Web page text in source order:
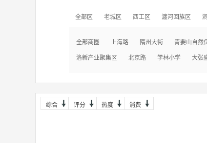
全部区 老城区 西工区 瀍河回族区
全部商圈 上海路 隋州大街 青要山自然
洛新产业聚集区 北京路 学林小学 大张
综合 评分 热度 消费